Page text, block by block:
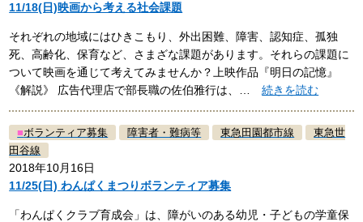
11/18(日)映画から考える社会課題
それぞれの地域にはひきこもり、外出困難、障害、認知症、孤独
死、高齢化、保育など、さまざな課題があります。それらの課題に
ついて映画を通じて考えてみませんか？上映作品『明日の記憶』
《解説》 広告代理店で部長職の佐伯雅行は、…続きを読む
■ボランティア募集 障害者・難病等 東急田園都市線
東急世
田谷線
2018年10月16日
11/25(日) わんぱくまつりボランティア募集
「わんぱくクラブ育成会」は、障がいのある幼児・子どもの学童保